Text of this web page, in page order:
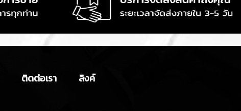
ติดต่อเรา ลิงค์